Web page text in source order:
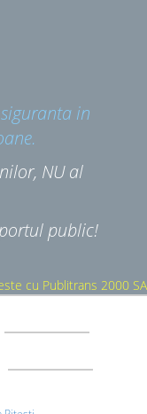
in
NU al
public!
cu Publitrans 2000 SA